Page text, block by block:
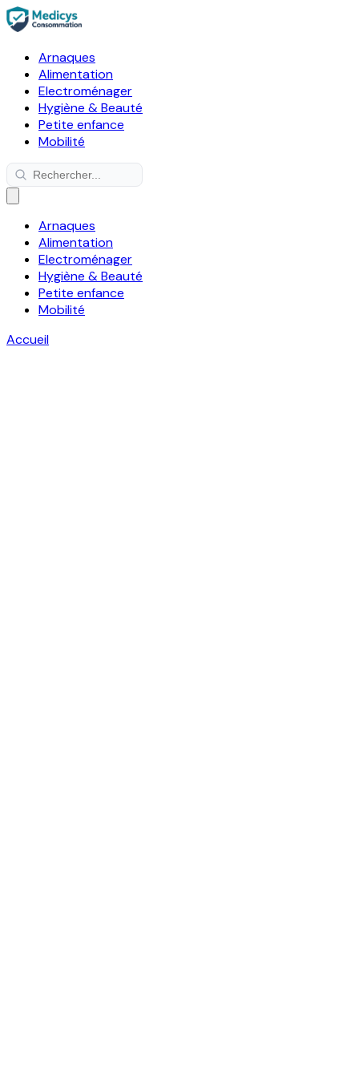
Arnaques
Alimentation
Electroménager
Hygiène & Beauté
Petite enfance
Mobilité
Arnaques
Alimentation
Electroménager
Hygiène & Beauté
Petite enfance
Mobilité
Accueil